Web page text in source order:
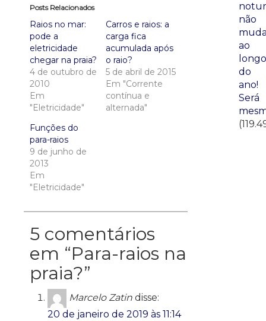
Posts Relacionados
Raios no mar:
pode a
eletricidade
chegar na praia?
4 de outubro de
2010
Em
"Eletricidade"
Carros e raios: a
carga fica
acumulada após
o raio?
5 de abril de 2015
Em "Corrente
contínua e
alternada"
Funções do
para-raios
9 de junho de
2013
Em
"Eletricidade"
5 comentários
em “Para-raios na
praia?”
Marcelo Zatin disse:
20 de janeiro de 2019 às 11:14
não
ao
longo
do
ano!
Será